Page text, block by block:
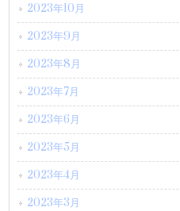
2023年10月
2023年9月
2023年8月
2023年7月
2023年6月
2023年5月
2023年4月
2023年3月